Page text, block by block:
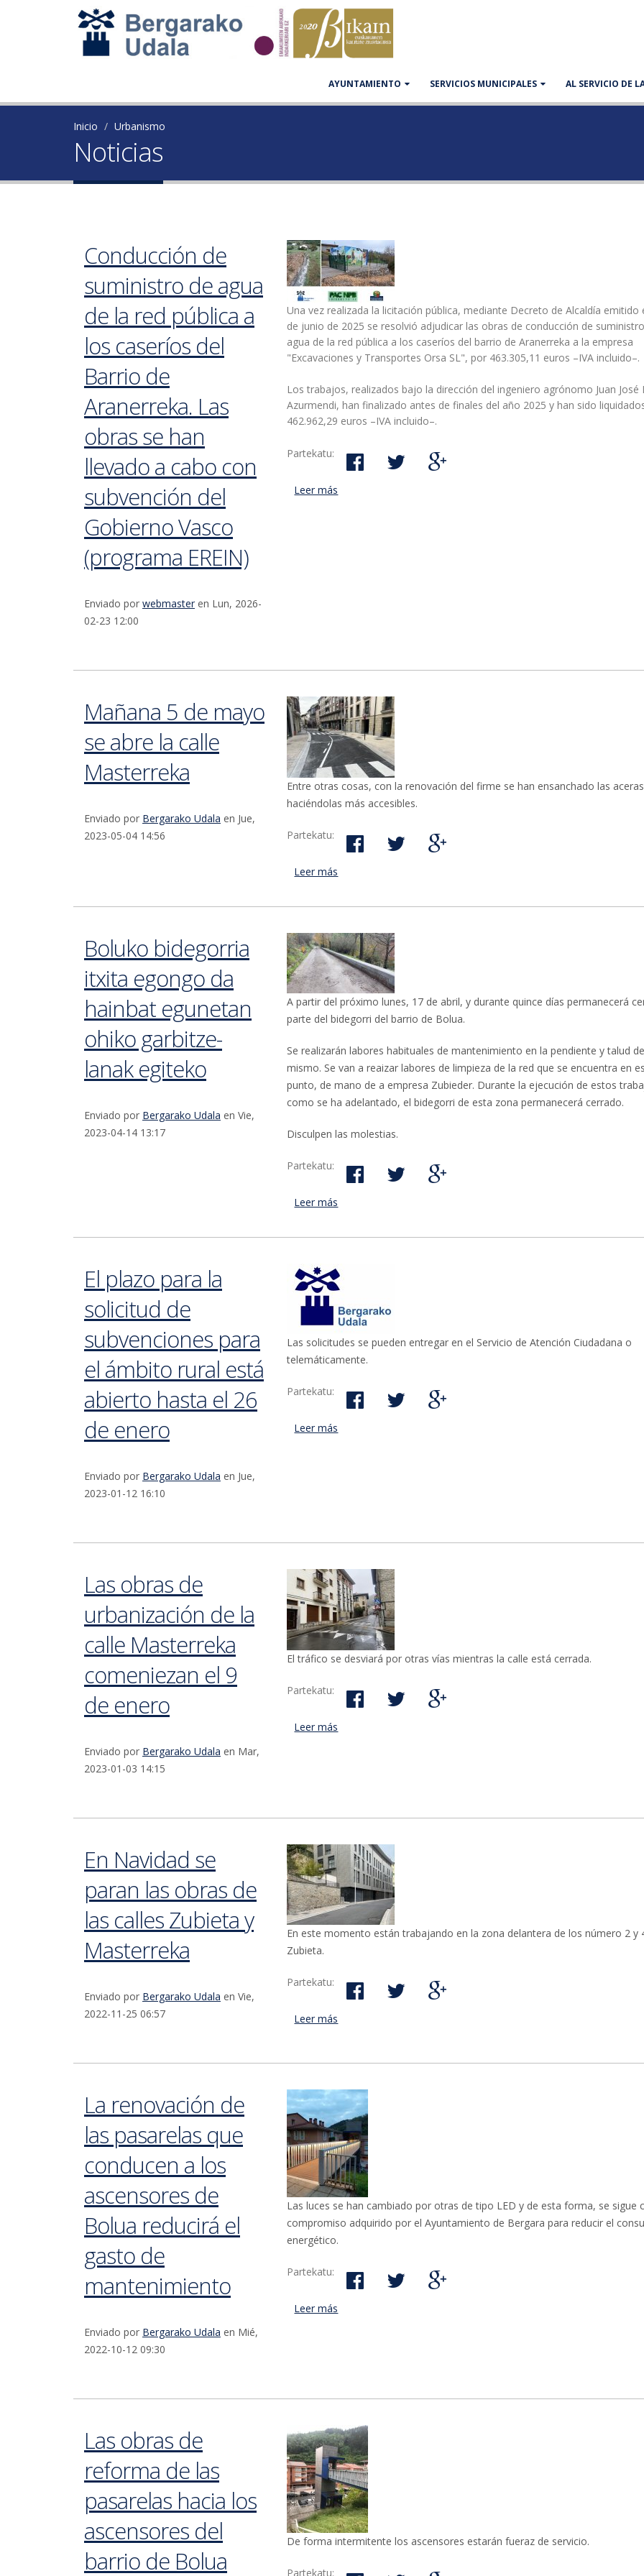
AYUNTAMIENTO SERVICIOS MUNICIPALES AL SERVICIO DE
Inicio Urbanismo
Noticias
Conducción de
suministro de agua
de la red pública a
los caseríos del
Barrio de
Aranerreka. Las
obras se han
llevado a cabo con
subvención del
Gobierno Vasco
(programa EREIN)
Enviado por webmaster en Lun, 2026-
02-23 12:00
Una vez realizada la licitación pública, mediante Decreto de Alcaldía emitido
de junio de 2025 se resolvió adjudicar las obras de conducción de
agua de la red pública a los caseríos del barrio de Aranerreka a la empresa
"Excavaciones y Transportes Orsa SL", por 463.305,11 euros –IVA incluido–.
Los trabajos, realizados bajo la dirección del ingeniero agrónomo Juan José
Azurmendi, han finalizado antes de finales del año 2025 y han sido
462.962,29 euros –IVA incluido–.
Partekatu:
Leer más
Mañana 5 de mayo
se abre la calle
Masterreka
Enviado por Bergarako Udala en Jue,
2023-05-04 14:56
Entre otras cosas, con la renovación del firme se han ensanchado las
haciéndolas más accesibles.
Partekatu:
Leer más
Boluko bidegorria
itxita egongo da
hainbat egunetan
ohiko garbitze-
lanak egiteko
Enviado por Bergarako Udala en Vie,
2023-04-14 13:17
A partir del próximo lunes, 17 de abril, y durante quince días permanecerá
parte del bidegorri del barrio de Bolua.
Se realizarán labores habituales de mantenimiento en la pendiente y talud
mismo. Se van a reaizar labores de limpieza de la red que se encuentra en
punto, de mano de a empresa Zubieder. Durante la ejecución de estos
como se ha adelantado, el bidegorri de esta zona permanecerá cerrado.
Disculpen las molestias.
Partekatu:
Leer más
El plazo para la
solicitud de
subvenciones para
el ámbito rural está
abierto hasta el 26
de enero
Enviado por Bergarako Udala en Jue,
2023-01-12 16:10
Las solicitudes se pueden entregar en el Servicio de Atención Ciudadana o
telemáticamente.
Partekatu:
Leer más
Las obras de
urbanización de la
calle Masterreka
comeniezan el 9
de enero
Enviado por Bergarako Udala en Mar,
2023-01-03 14:15
El tráfico se desviará por otras vías mientras la calle está cerrada.
Partekatu:
Leer más
En Navidad se
paran las obras de
las calles Zubieta y
Masterreka
Enviado por Bergarako Udala en Vie,
2022-11-25 06:57
En este momento están trabajando en la zona delantera de los número 2 y
Zubieta.
Partekatu:
Leer más
La renovación de
las pasarelas que
conducen a los
ascensores de
Bolua reducirá el
gasto de
mantenimiento
Enviado por Bergarako Udala en Mié,
2022-10-12 09:30
Las luces se han cambiado por otras de tipo LED y de esta forma, se sigue
compromiso adquirido por el Ayuntamiento de Bergara para reducir el
energético.
Partekatu:
Leer más
Las obras de
reforma de las
pasarelas hacia los
ascensores del
barrio de Bolua
De forma intermitente los ascensores estarán fueraz de servicio.
Partekatu: